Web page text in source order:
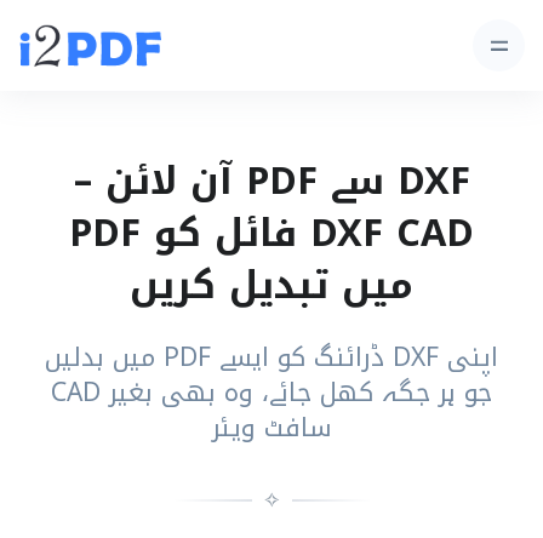
DXF سے PDF آن لائن –
DXF CAD فائل کو PDF
میں تبدیل کریں
اپنی DXF ڈرائنگ کو ایسے PDF میں بدلیں
جو ہر جگہ کھل جائے، وہ بھی بغیر CAD
سافٹ ویئر
✧